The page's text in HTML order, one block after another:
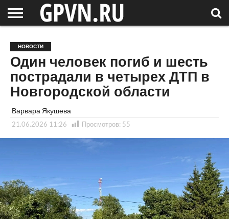
ОБЛАСТЬ
НОВОСТИ
СОСЕДЕЙ
РОССИЯ
/ МИР
СПЕЦПРОЕКТЫ
БЛОГ
СТАТЬИ
ФОТОРЕПОРТАЖИ
ИНТЕРВЬЮ
ОБЪЕКТЫ
ПОДБОРКИ
НОВОСТИ
Один человек погиб и шесть
пострадали в четырех ДТП в
Новгородской области
Варвара Якушева
21.06.2026 11:26 Просмотров: 55